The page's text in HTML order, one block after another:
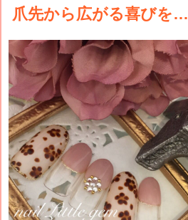
爪先から広がる喜びを…